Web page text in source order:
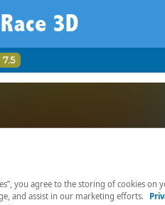
3D
7.5